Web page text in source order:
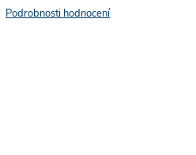
Podrobnosti hodnocení